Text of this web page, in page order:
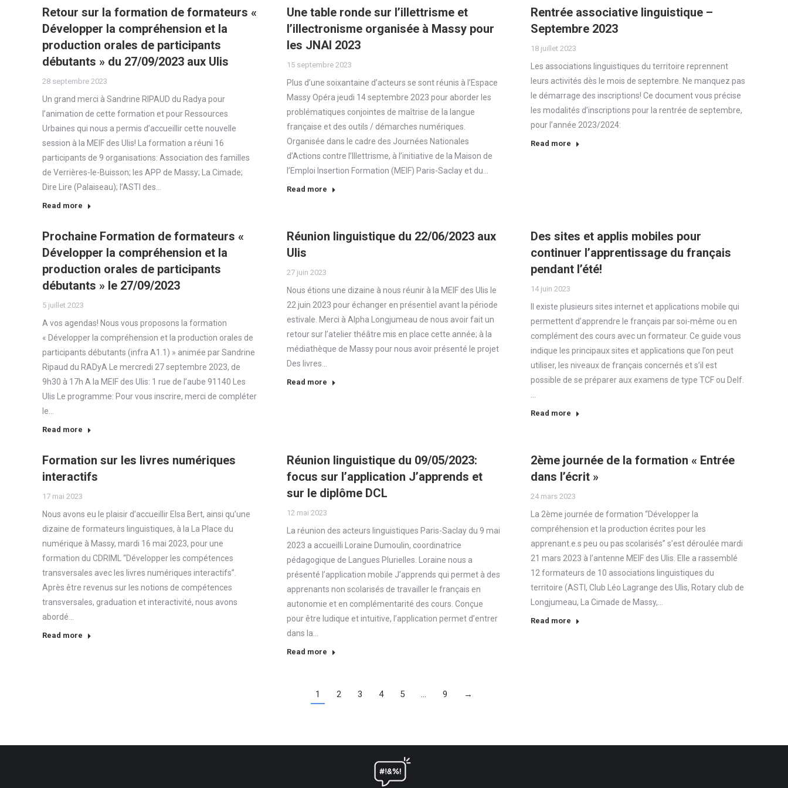
Retour sur la formation de formateurs «
Développer la compréhension et la
production orales de participants
débutants » du 27/09/2023 aux Ulis
28 septembre 2023
Un grand merci à Sandrine RIPAUD du Radya pour
l’animation de cette formation et pour Ressources
Urbaines qui nous a permis d’accueillir cette nouvelle
session à la MEIF des Ulis! La formation a réuni 16
participants de 9 organisations: Association des familles
de Verrières-le-Buisson; les APP de Massy; La Cimade;
Dire Lire (Palaiseau); l’ASTI des…
Read more
Une table ronde sur l’illettrisme et
l’illectronisme organisée à Massy pour
les JNAI 2023
15 septembre 2023
Plus d’une soixantaine d’acteurs se sont réunis à l’Espace
Massy Opéra jeudi 14 septembre 2023 pour aborder les
problématiques conjointes de maîtrise de la langue
française et des outils / démarches numériques.
Organisée dans le cadre des Journées Nationales
d’Actions contre l’Illettrisme, à l’initiative de la Maison de
l’Emploi Insertion Formation (MEIF) Paris-Saclay et du…
Read more
Rentrée associative linguistique –
Septembre 2023
18 juillet 2023
Les associations linguistiques du territoire reprennent
leurs activités dès le mois de septembre. Ne manquez pas
le démarrage des inscriptions! Ce document vous précise
les modalités d’inscriptions pour la rentrée de septembre,
pour l’année 2023/2024:
Read more
Prochaine Formation de formateurs «
Développer la compréhension et la
production orales de participants
débutants » le 27/09/2023
5 juillet 2023
A vos agendas! Nous vous proposons la formation
« Développer la compréhension et la production orales de
participants débutants (infra A1.1) » animée par Sandrine
Ripaud du RADyA Le mercredi 27 septembre 2023, de
9h30 à 17h A la MEIF des Ulis: 1 rue de l’aube 91140 Les
Ulis Le programme: Pour vous inscrire, merci de compléter
le…
Read more
Réunion linguistique du 22/06/2023 aux
Ulis
27 juin 2023
Nous étions une dizaine à nous réunir à la MEIF des Ulis le
22 juin 2023 pour échanger en présentiel avant la période
estivale. Merci à Alpha Longjumeau de nous avoir fait un
retour sur l’atelier théâtre mis en place cette année; à la
médiathèque de Massy pour nous avoir présenté le projet
Des livres…
Read more
Des sites et applis mobiles pour
continuer l’apprentissage du français
pendant l’été!
14 juin 2023
Il existe plusieurs sites internet et applications mobile qui
permettent d’apprendre le français par soi-même ou en
complément des cours avec un formateur. Ce guide vous
indique les principaux sites et applications que l’on peut
utiliser, les niveaux de français concernés et s’il est
possible de se préparer aux examens de type TCF ou Delf.
Read more
Formation sur les livres numériques
interactifs
17 mai 2023
Nous avons eu le plaisir d’accueillir Elsa Bert, ainsi qu’une
dizaine de formateurs linguistiques, à la La Place du
numérique à Massy, mardi 16 mai 2023, pour une
formation du CDRIML “Développer les compétences
transversales avec les livres numériques interactifs”.
Après être revenus sur les notions de compétences
transversales, graduation et interactivité, nous avons
abordé…
Read more
Réunion linguistique du 09/05/2023:
focus sur l’application J’apprends et
sur le diplôme DCL
12 mai 2023
La réunion des acteurs linguistiques Paris-Saclay du 9 mai
2023 a accueilli Loraine Dumoulin, coordinatrice
pédagogique de Langues Plurielles. Loraine nous a
présenté l’application mobile J’apprends qui permet à des
apprenants non scolarisés de travailler le français en
autonomie et en complémentarité des cours. Conçue
pour être ludique et intuitive, l’application permet d’entrer
dans la…
Read more
2ème journée de la formation « Entrée
dans l’écrit »
24 mars 2023
La 2ème journée de formation “Développer la
compréhension et la production écrites pour les
apprenant.e.s peu ou pas scolarisés” s’est déroulée mardi
21 mars 2023 à l’antenne MEIF des Ulis. Elle a rassemblé
12 formateurs de 10 associations linguistiques du
territoire (ASTI, Club Léo Lagrange des Ulis, Rotary club de
Longjumeau, La Cimade de Massy,…
Read more
1 2 3 4 5 … 9 →